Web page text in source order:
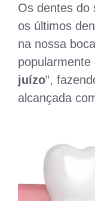
Os dentes do
os últimos
na nossa
popularmente
juízo”,
alcançada